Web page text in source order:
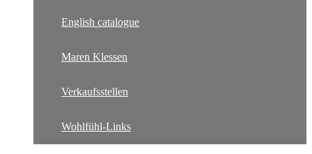
English catalogue
Maren Klessen
Verkaufsstellen
Wohlfühl-Links